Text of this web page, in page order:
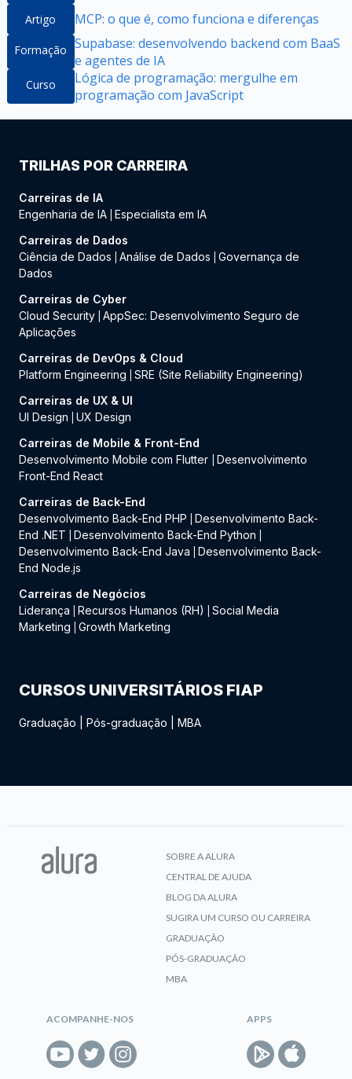
Artigo MCP: o que é, como funciona e diferenças
Formação Supabase: desenvolvendo backend com BaaS
e agentes de IA
Curso
Lógica de programação: mergulhe em
programação com JavaScript
TRILHAS POR CARREIRA
Carreiras de IA
Engenharia de IA Especialista em IA
Carreiras de Dados
Ciência de Dados
Análise de Dados
Governança de
Dados
Carreiras de Cyber
Cloud Security AppSec: Desenvolvimento Seguro de
Aplicações
Carreiras de DevOps & Cloud
Platform Engineering
SRE (Site Reliability Engineering)
Carreiras de UX & UI
UI Design
UX Design
Carreiras de Mobile & Front-End
Desenvolvimento Mobile com Flutter
Desenvolvimento
Front-End React
Carreiras de Back-End
Desenvolvimento Back-End PHP
Desenvolvimento Back-
End .NET
Desenvolvimento Back-End Python
Desenvolvimento Back-End Java
Desenvolvimento Back-
End Node.js
Carreiras de Negócios
Liderança
Recursos Humanos (RH)
Social Media
Marketing
Growth Marketing
CURSOS UNIVERSITÁRIOS FIAP
Graduação Pós-graduação MBA
SOBRE A ALURA
CENTRAL DE AJUDA
BLOG DA ALURA
SUGIRA UM CURSO OU CARREIRA
GRADUAÇÃO
PÓS-GRADUAÇÃO
MBA
ACOMPANHE-NOS APPS